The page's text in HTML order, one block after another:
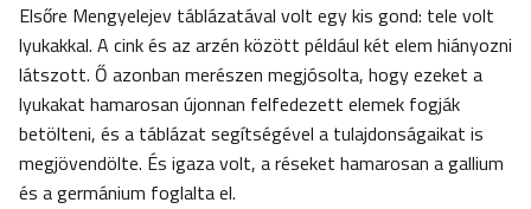
Elsőre Mengyelejev táblázatával volt egy kis gond: tele volt
lyukakkal. A cink és az arzén között például két elem hiányozni
látszott. Ő azonban merészen megjósolta, hogy ezeket a
lyukakat hamarosan újonnan felfedezett elemek fogják
betölteni, és a táblázat segítségével a tulajdonságaikat is
megjövendölte. És igaza volt, a réseket hamarosan a gallium
és a germánium foglalta el.